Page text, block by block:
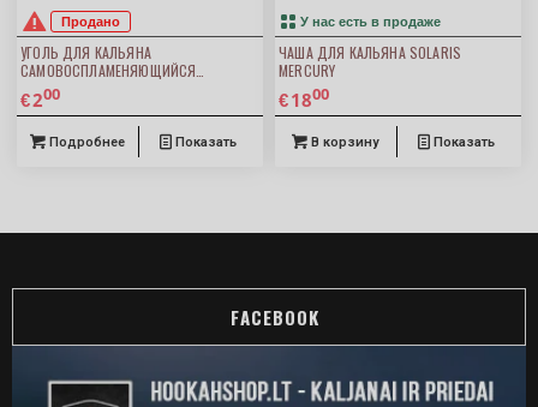
Продано
УГОЛЬ ДЛЯ КАЛЬЯНА
САМОВОСПЛАМЕНЯЮЩИЙСЯ
CARBOPOL CROWN 40ММ 10ШТ
€200
Подробнее Показать
У нас есть в продаже
ЧАША ДЛЯ КАЛЬЯНА SOLARIS
MERCURY
€1800
В корзину Показать
FACEBOOK